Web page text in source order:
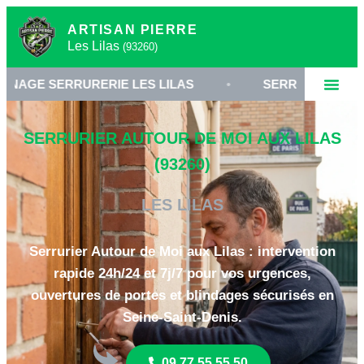
ARTISAN PIERRE
Les Lilas (93260)
LES LILAS • SERRURIER 93260 •
SERRURIER AUTOUR DE MOI AUX LILAS
(93260)
LES LILAS
Serrurier Autour de Moi aux Lilas : intervention
rapide 24h/24 et 7j/7 pour vos urgences,
ouvertures de portes et blindages sécurisés en
Seine-Saint-Denis.